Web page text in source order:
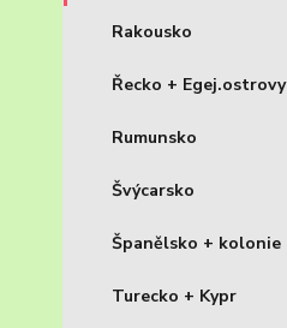
Rakousko
Řecko + Egej.ostrovy
Rumunsko
Švýcarsko
Španělsko + kolonie
Turecko + Kypr